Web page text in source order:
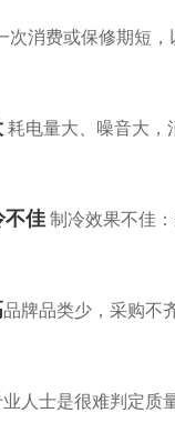
次消费或保修期短
耗电量大、噪音大，
不佳 制冷效果不佳
品牌品类少，采购不
人士是很难判定质